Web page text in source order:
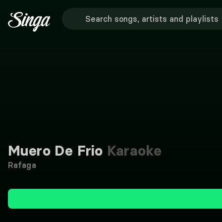
Muero De Frio Karaoke
Rafaga